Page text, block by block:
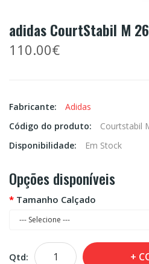
adidas CourtStabil M
110.00€
Fabricante:
Adidas
Código do produto:
Courtstabil
Disponibilidade:
Em Stock
Opções disponíveis
Tamanho Calçado
Qtd: